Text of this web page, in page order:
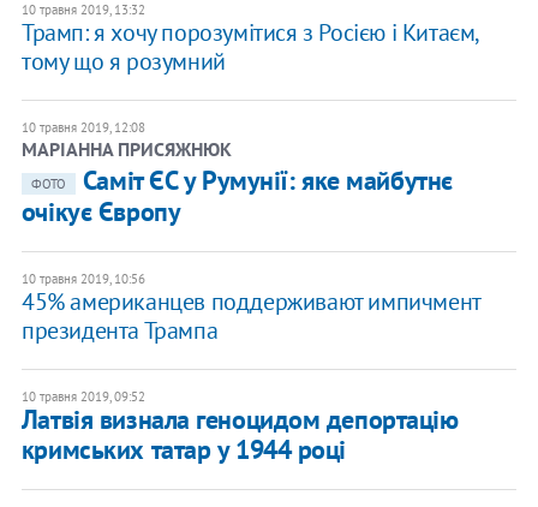
10 травня 2019, 13:32
Трамп: я хочу порозумітися з Росією і Китаєм,
тому що я розумний
10 травня 2019, 12:08
МАРІАННА ПРИСЯЖНЮК
ФОТО
Саміт ЄС у Румунії: яке майбутнє
очікує Європу
10 травня 2019, 10:56
45% американцев поддерживают импичмент
президента Трампа
10 травня 2019, 09:52
Латвія визнала геноцидом депортацію
кримських татар у 1944 році